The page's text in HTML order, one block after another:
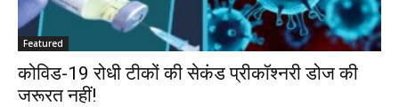
Featured
कोविड-19 रोधी टीकों की सेकंड प्रीकॉश्‍नरी डोज की
जरूरत नहीं!